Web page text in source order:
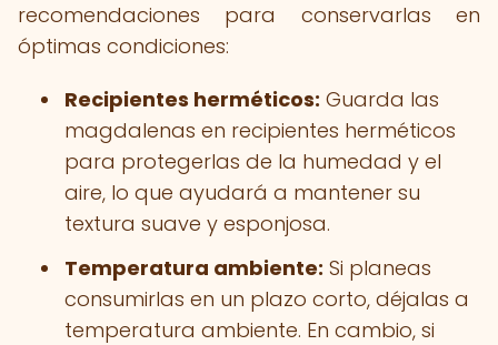
recomendaciones para conservarlas en
óptimas condiciones:
Recipientes herméticos: Guarda las
magdalenas en recipientes herméticos
para protegerlas de la humedad y el
aire, lo que ayudará a mantener su
textura suave y esponjosa.
Temperatura ambiente: Si planeas
consumirlas en un plazo corto, déjalas a
temperatura ambiente. En cambio, si